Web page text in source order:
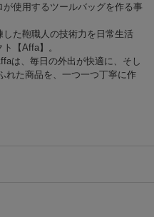
使用するツールバッグを作る事
た鞄職人の技術力を日常生活
【Affa】。
は、毎日の外出が快適に、そし
れた商品を、一つ一つ丁寧に作